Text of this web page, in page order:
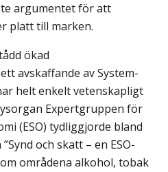
argumentet för att
platt till marken.
ökad
avskaffande av System­
helt enkelt vetenskapligt
Expertgruppen för
(ESO) tydliggjorde bland
och skatt – en ESO-
områdena alkohol, tobak